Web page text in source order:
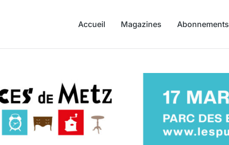
Accueil Magazines Abonnements